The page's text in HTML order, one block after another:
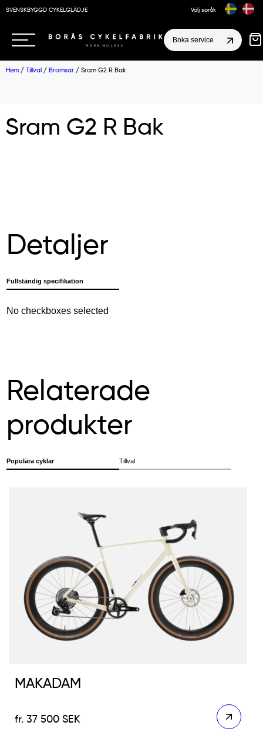
SVENSKBYGGD CYKELGLÄDJE Välj språk
Boka service
Hem / Tillval / Bromsar / Sram G2 R Bak
Sram G2 R Bak
Detaljer
Fullständig specifikation
No checkboxes selected
Relaterade
produkter
Populära cyklar Tillval
MAKADAM
37 500SEK